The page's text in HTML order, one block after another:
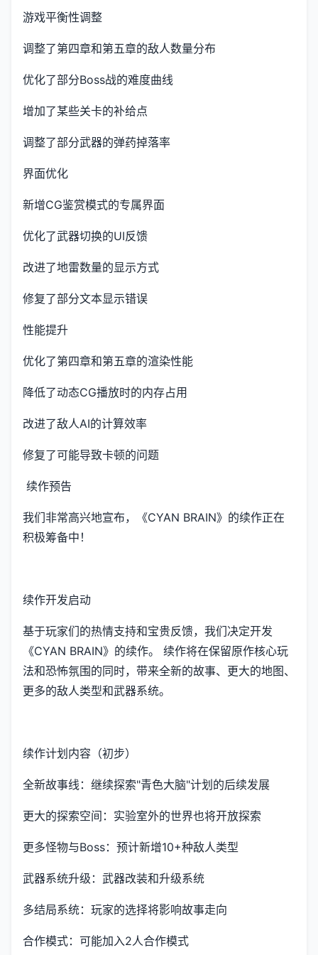
游戏平衡性调整
调整了第四章和第五章的敌人数量分布
优化了部分Boss战的难度曲线
增加了某些关卡的补给点
调整了部分武器的弹药掉落率
界面优化
新增CG鉴赏模式的专属界面
优化了武器切换的UI反馈
改进了地雷数量的显示方式
修复了部分文本显示错误
性能提升
优化了第四章和第五章的渲染性能
降低了动态CG播放时的内存占用
改进了敌人AI的计算效率
修复了可能导致卡顿的问题
续作预告
我们非常高兴地宣布，《CYAN BRAIN》的续作正在
积极筹备中！
续作开发启动
基于玩家们的热情支持和宝贵反馈，我们决定开发
《CYAN BRAIN》的续作。 续作将在保留原作核心玩
法和恐怖氛围的同时，带来全新的故事、更大的地图、
更多的敌人类型和武器系统。
续作计划内容（初步）
全新故事线：继续探索"青色大脑"计划的后续发展
更大的探索空间：实验室外的世界也将开放探索
更多怪物与Boss：预计新增10+种敌人类型
武器系统升级：武器改装和升级系统
多结局系统：玩家的选择将影响故事走向
合作模式：可能加入2人合作模式